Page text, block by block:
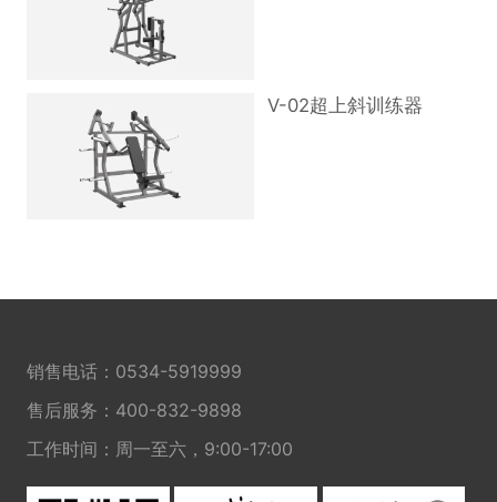
V-02超上斜训练器
销售电话： 0534-5919999
售后服务： 400-832-9898
工作时间：周一至六，9:00-17:00